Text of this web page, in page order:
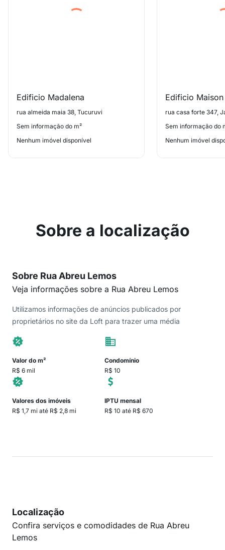
Edificio Madalena
rua almeida maia 38, Tucuruvi
Sem informação do m²
Nenhum imóvel disponível
Edificio Maison
rua casa forte 347,
Sem informação do
Nenhum imóvel
Sobre a localização
Sobre Rua Abreu Lemos
Veja informações sobre a Rua Abreu Lemos
Utilizamos informações de anúncios publicados por
proprietários no site da Loft para trazer uma média
Valor do m²
R$ 6 mil
Condomínio
R$ 10
Valores dos imóveis
R$ 1,7 mi até R$ 2,8 mi
IPTU mensal
R$ 10 até R$ 670
Localização
Confira serviços e comodidades de Rua Abreu
Lemos